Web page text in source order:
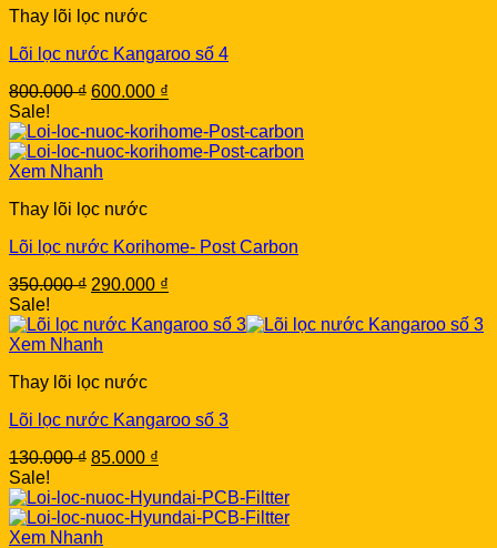
Thay lõi lọc nước
Lõi lọc nước Kangaroo số 4
800.000₫ Original
was:
800.000 ₫.
600.000 ₫
is:
600.000 ₫.
Sale!
Xem Nhanh
Thay lõi lọc nước
Lõi lọc nước Korihome- Post Carbon
350.000₫ Original
was:
350.000 ₫.
290.000 ₫
is:
Sale!
Xem Nhanh
Thay lõi lọc nước
Lõi lọc nước Kangaroo số 3
130.000₫ Original
was:
130.000 ₫.
85.000 ₫
is:
85.000 ₫.
Sale!
Xem Nhanh